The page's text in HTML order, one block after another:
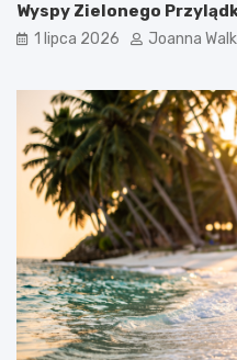
Wyspy Zielonego
1 lipca 2026 Joanna